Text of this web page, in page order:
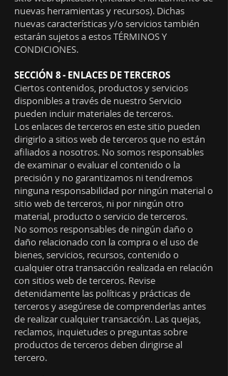
nuevas herramientas y recursos). Dichas
nuevas características y/o servicios también
estarán sujetos a estos TÉRMINOS Y
CONDICIONES.
SECCIÓN 8 - ENLACES DE TERCEROS
Ciertos contenidos, productos y servicios
disponibles a través de nuestro Servicio
pueden incluir materiales de terceros.
Los enlaces de terceros en este sitio pueden
dirigirlo a sitios web de terceros que no están
afiliados a nosotros. No somos responsables
de examinar o evaluar el contenido o la
precisión y no garantizamos ni tendremos
ninguna responsabilidad por ningún material o
sitio web de terceros, ni por ningún otro
material, producto o servicio de terceros.
No somos responsables de ningún daño o
daño relacionado con la compra o el uso de
bienes, servicios, recursos, contenido o
cualquier otra transacción realizada en relación
con sitios web de terceros. Revise
detenidamente las políticas y prácticas de
terceros y asegúrese de comprenderlas antes
de realizar cualquier transacción. Las quejas,
reclamos, inquietudes o preguntas sobre
productos de terceros deben dirigirse al
tercero.